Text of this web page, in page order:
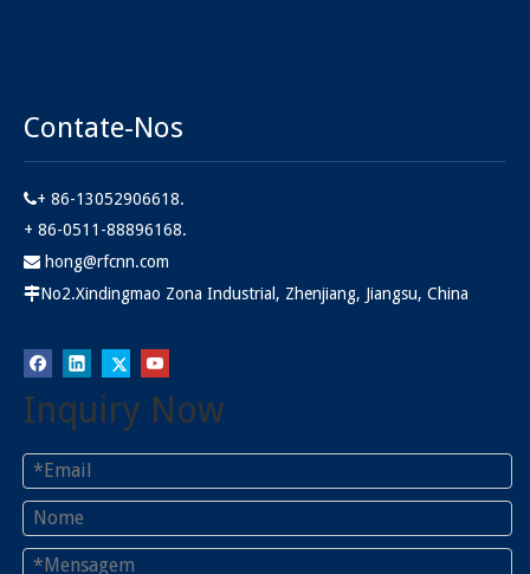
Contate-Nos
+ 86-13052906618.
+ 86-0511-88896168.
 hong@rfcnn.com
No2.Xindingmao Zona Industrial, Zhenjiang, Jiangsu, China
Inquiry Now